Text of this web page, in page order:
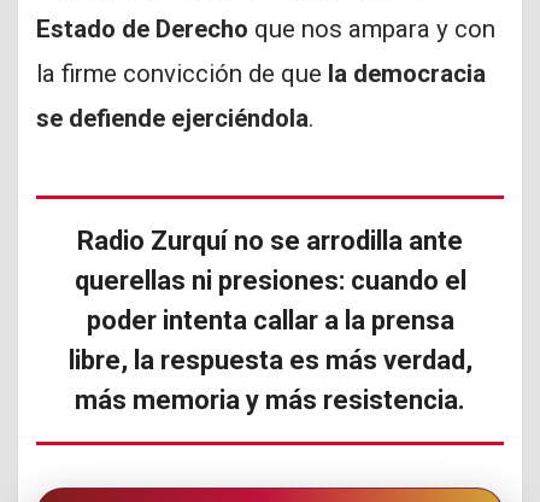
Estado de Derecho que nos ampara y con
la firme convicción de que la democracia
se defiende ejerciéndola.
Radio Zurquí no se arrodilla ante
querellas ni presiones: cuando el
poder intenta callar a la prensa
libre, la respuesta es más verdad,
más memoria y más resistencia.